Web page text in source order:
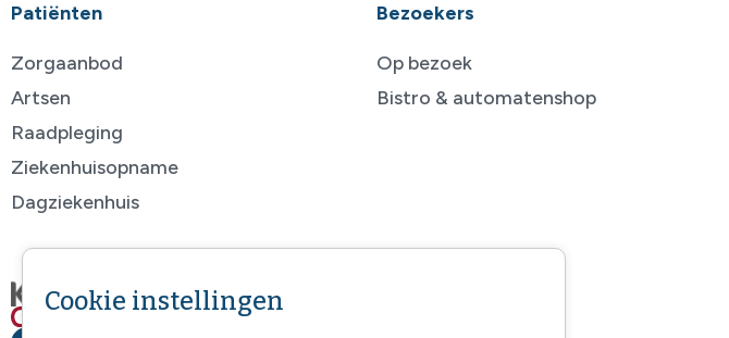
Patiënten
Zorgaanbod
Artsen
Raadpleging
Ziekenhuisopname
Dagziekenhuis
Bezoekers
Op bezoek
Bistro & automatenshop
Cookie instellingen